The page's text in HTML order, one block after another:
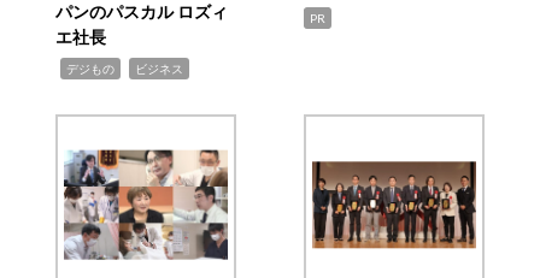
パンのパスカル ロズィ
エ社長
デジもの ビジネス
PR